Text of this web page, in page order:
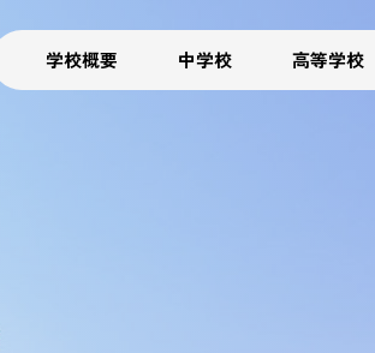
学校概要 中学校 高等学校